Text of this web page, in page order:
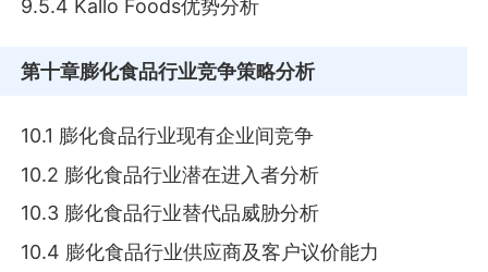
9.5.4 Kallo Foods优势分析
第十章膨化食品行业竞争策略分析
10.1 膨化食品行业现有企业间竞争
10.2 膨化食品行业潜在进入者分析
10.3 膨化食品行业替代品威胁分析
10.4 膨化食品行业供应商及客户议价能力